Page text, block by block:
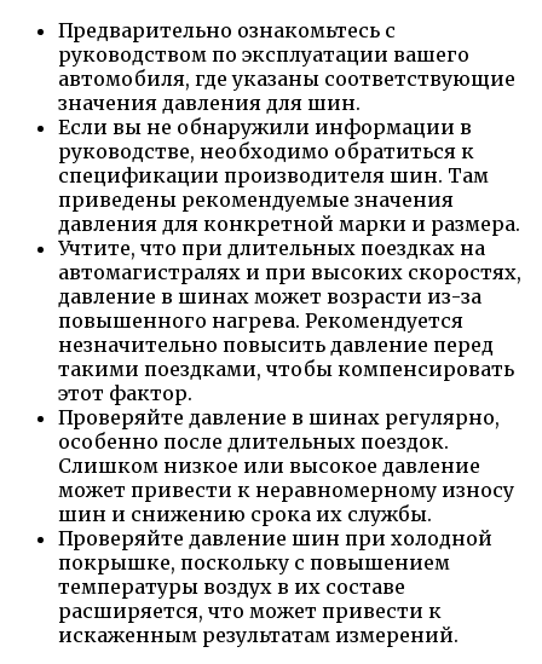
Предварительно ознакомьтесь с
руководством по эксплуатации вашего
автомобиля, где указаны соответствующие
значения давления для шин.
Если вы не обнаружили информации в
руководстве, необходимо обратиться к
спецификации производителя шин. Там
приведены рекомендуемые значения
давления для конкретной марки и размера.
Учтите, что при длительных поездках на
автомагистралях и при высоких скоростях,
давление в шинах может возрасти из-за
повышенного нагрева. Рекомендуется
незначительно повысить давление перед
такими поездками, чтобы компенсировать
этот фактор.
Проверяйте давление в шинах регулярно,
особенно после длительных поездок.
Слишком низкое или высокое давление
может привести к неравномерному износу
шин и снижению срока их службы.
Проверяйте давление шин при холодной
покрышке, поскольку с повышением
температуры воздух в их составе
расширяется, что может привести к
искаженным результатам измерений.